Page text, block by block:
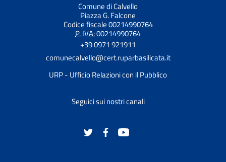
Comune di Calvello
Piazza G. Falcone
Codice fiscale 00214990764
P. IVA:00214990764
+39 0971 921911
comunecalvello@cert.ruparbasilicata.it
URP - Ufficio Relazioni con il Pubblico
Seguici sui nostri canali